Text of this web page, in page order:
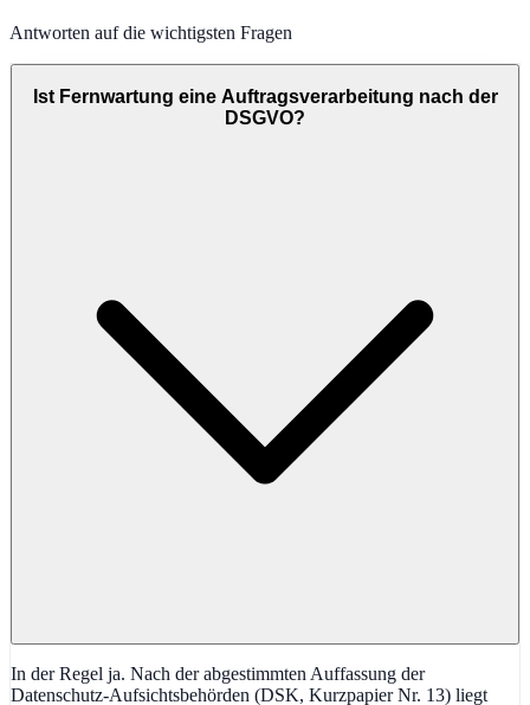
Antworten auf die wichtigsten Fragen
Ist Fernwartung eine Auftragsverarbeitung nach der
DSGVO?
In der Regel ja. Nach der abgestimmten Auffassung der
Datenschutz-Aufsichtsbehörden (DSK, Kurzpapier Nr. 13) liegt